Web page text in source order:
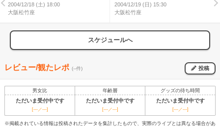
2004/12/18 (土) 18:00
大阪松竹座
2004/12/19 (日) 15:30
大阪松竹座
スケジュールへ
レビュー/観たレポ (--件) 投稿
男女比 年齢層 グッズの待ち時間
ただいま受付中です ただいま受付中です ただいま受付中です
[---／---] [---／---] [---／---]
※掲載されている情報は投稿されたデータを集計したもので、実際のライブとは異なる場合があ